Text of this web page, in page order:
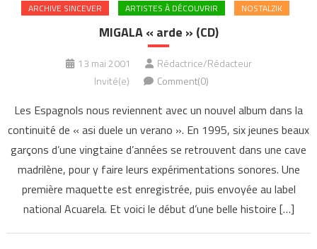
ARCHIVE SINCEVER ARTISTES À DÉCOUVRIR NOSTALZIK
MIGALA « arde » (CD)
13 mai 2001
Rédactrice/Rédacteur
Invité(e)
Comment(0)
Les Espagnols nous reviennent avec un nouvel album dans la
continuité de « asi duele un verano ». En 1995, six jeunes beaux
garçons d’une vingtaine d’années se retrouvent dans une cave
madrilène, pour y faire leurs expérimentations sonores. Une
première maquette est enregistrée, puis envoyée au label
national Acuarela. Et voici le début d’une belle histoire […]